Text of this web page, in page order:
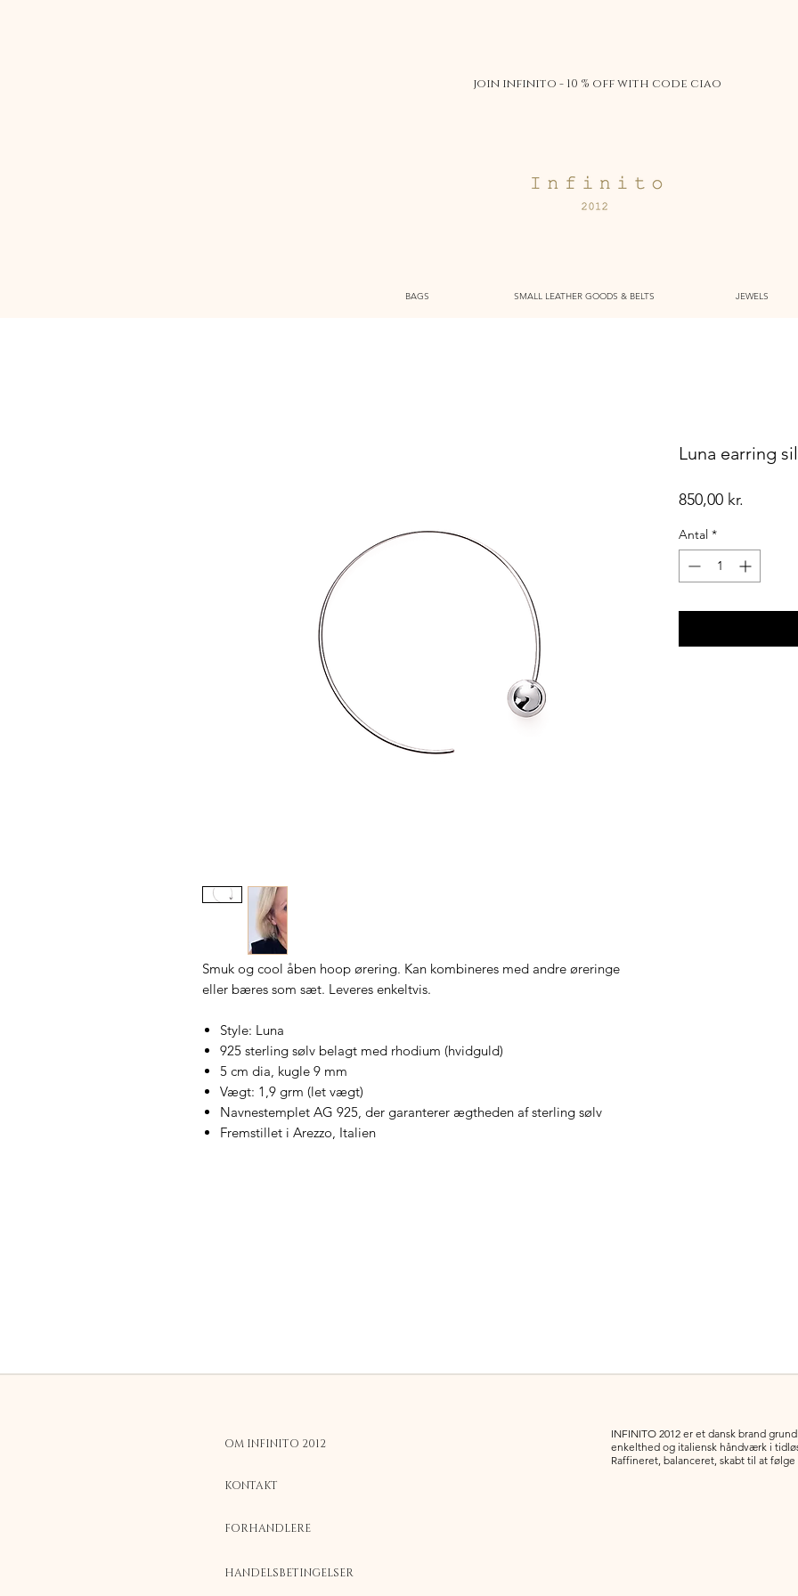
join infinito - 10 % off with code ciao
BAGS SMALL LEATHER GOODS & BELTS JEWELS
Smuk og cool åben hoop ørering. Kan kombineres med andre øreringe
eller bæres som sæt. Leveres enkeltvis.
Style: Luna
925 sterling sølv belagt med rhodium (hvidguld)
5 cm dia, kugle 9 mm
Vægt: 1,9 grm (let vægt)
Navnestemplet AG 925, der garanterer ægtheden af sterling sølv
Fremstillet i Arezzo, Italien
Luna earring
850,00 kr.
Antal *
OM INFINITO 2012
KONTAKT
INFINITO 2012 er et dansk brand
enkelthed og italiensk håndværk i
Raffineret, balanceret, skabt til at følge
FORHANDLERE
HANDELSBETINGELSER